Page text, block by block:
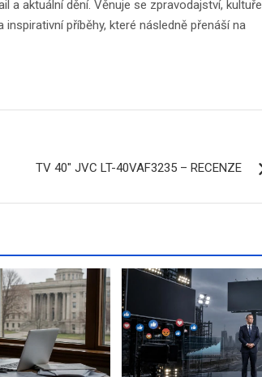
a aktuální dění. Věnuje se zpravodajství, kultuře
příběhy, které následně přenáší na
TV 40″ JVC LT-40VAF3235 – RECENZE